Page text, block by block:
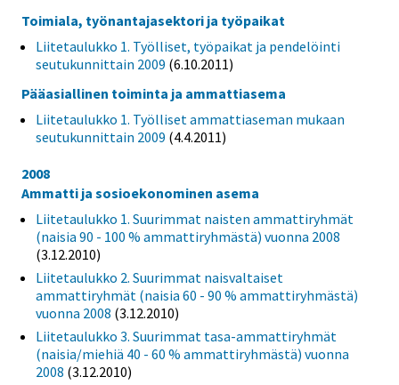
Toimiala, työnantajasektori ja työpaikat
Liitetaulukko 1. Työlliset, työpaikat ja pendelöinti
seutukunnittain 2009 (6.10.2011)
Pääasiallinen toiminta ja ammattiasema
Liitetaulukko 1. Työlliset ammattiaseman mukaan
seutukunnittain 2009 (4.4.2011)
2008
Ammatti ja sosioekonominen asema
Liitetaulukko 1. Suurimmat naisten ammattiryhmät
(naisia 90 - 100 % ammattiryhmästä) vuonna 2008
(3.12.2010)
Liitetaulukko 2. Suurimmat naisvaltaiset
ammattiryhmät (naisia 60 - 90 % ammattiryhmästä)
vuonna 2008 (3.12.2010)
Liitetaulukko 3. Suurimmat tasa-ammattiryhmät
(naisia/miehiä 40 - 60 % ammattiryhmästä) vuonna
2008 (3.12.2010)